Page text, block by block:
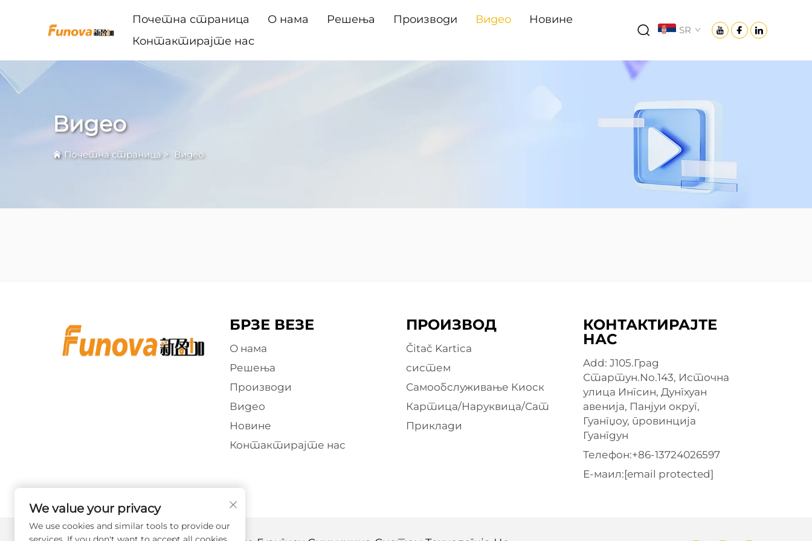
Почетна страница О нама Решења Производи Видео
Новине
Контактирајте нас
SR
Видео
Почетна страница> Видео
БРЗЕ ВЕЗЕ
О нама
Решења
Производи
Видео
Новине
Контактирајте нас
ПРОИЗВОД
Čitač Kartica
систем
Самообслуживање Киоск
Картица/Наруквица/Сат
Приклади
КОНТАКТИРАЈТЕ
НАС
Add: J105.Град
Стартун.No.143, Источна
улица Ингсин, Дунгхуан
авенија, Панјуи округ,
Гуангџоу, провинција
Гуангдун
Телефон:+86-13724026597
Е-маил:[email protected]
We value your privacy
We use cookies and similar tools to provide our